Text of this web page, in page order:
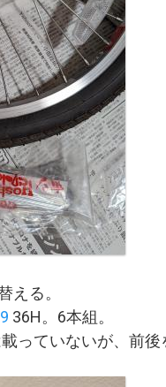
える。
36H。6本組。
っていないが、前後